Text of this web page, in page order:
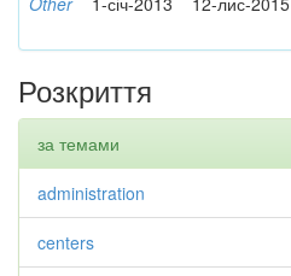
Розкриття
за темами
administration
centers